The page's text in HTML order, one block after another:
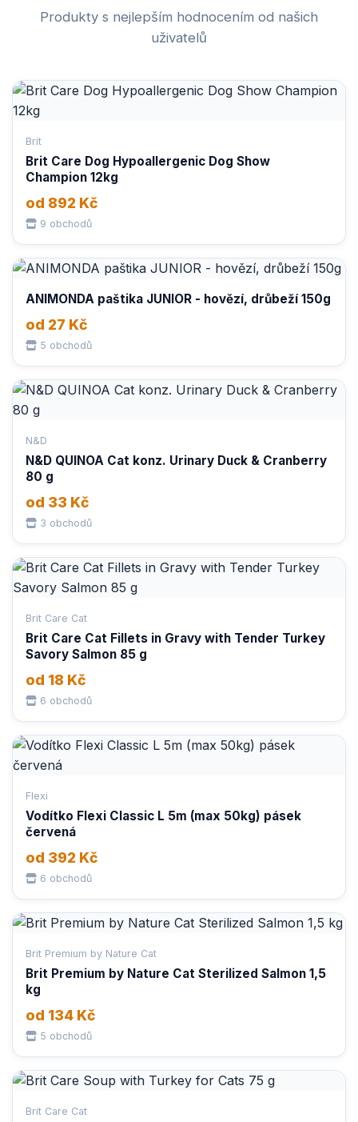
Produkty s nejlepším hodnocením od našich
uživatelů
Brit
Brit Care Dog Hypoallergenic Dog Show
Champion 12kg
od 892 Kč
9 obchodů
ANIMONDA paštika JUNIOR - hovězí, drůbeží 150g
od 27 Kč
5 obchodů
N&D
N&D QUINOA Cat konz. Urinary Duck & Cranberry
80 g
od 33 Kč
3 obchodů
Brit Care Cat
Brit Care Cat Fillets in Gravy with Tender Turkey
Savory Salmon 85 g
od 18 Kč
6 obchodů
Flexi
Vodítko Flexi Classic L 5m (max 50kg) pásek
červená
od 392 Kč
6 obchodů
Brit Premium by Nature Cat
Brit Premium by Nature Cat Sterilized Salmon 1,5
kg
od 134 Kč
5 obchodů
Brit Care Cat